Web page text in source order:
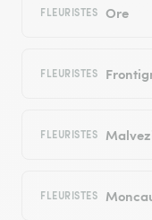
FLEURISTES Ore
FLEURISTES
FLEURISTES
FLEURISTES